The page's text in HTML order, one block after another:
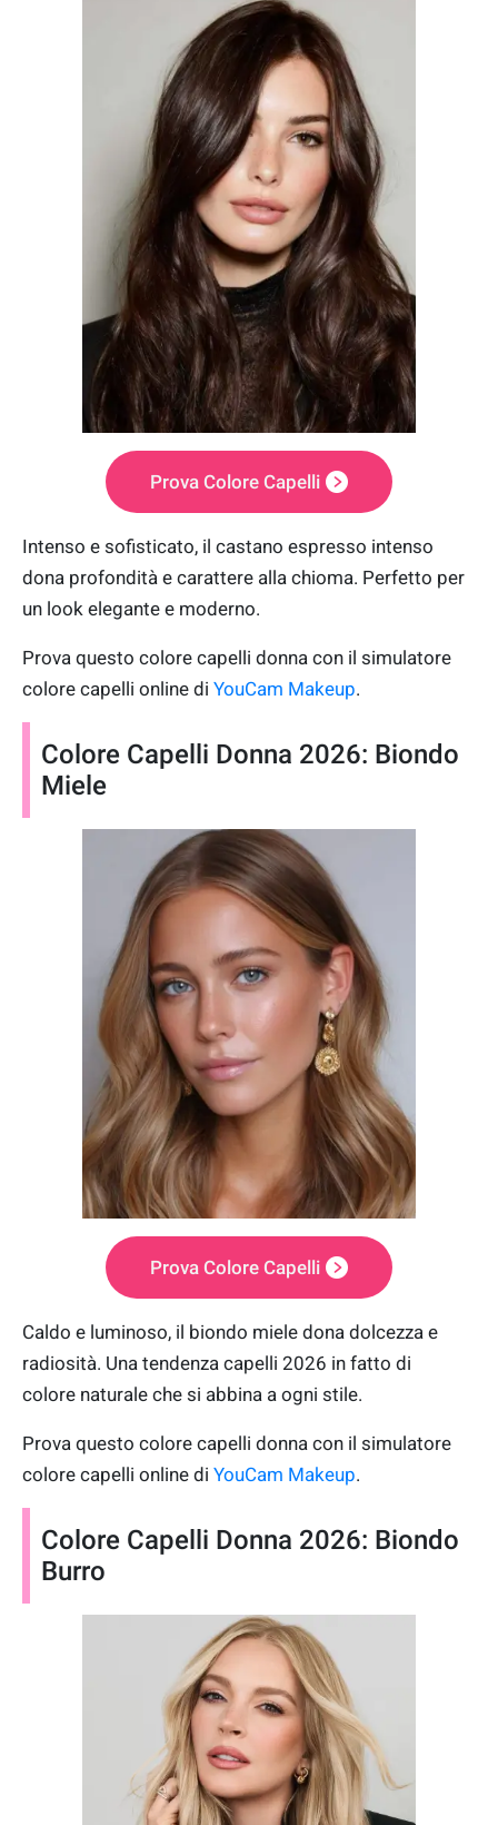
Prova Colore Capelli
Intenso e sofisticato, il castano espresso intenso
dona profondità e carattere alla chioma. Perfetto per
un look elegante e moderno.
Prova questo colore capelli donna con il simulatore
colore capelli online di YouCam Makeup.
Colore Capelli Donna 2026: Biondo
Miele
Prova Colore Capelli
Caldo e luminoso, il biondo miele dona dolcezza e
radiosità. Una tendenza capelli 2026 in fatto di
colore naturale che si abbina a ogni stile.
Prova questo colore capelli donna con il simulatore
colore capelli online di YouCam Makeup.
Colore Capelli Donna 2026: Biondo
Burro